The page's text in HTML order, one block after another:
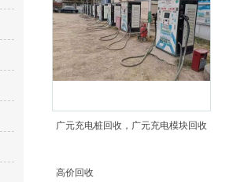
广元充电桩回收，广元充电模块回收
高价回收